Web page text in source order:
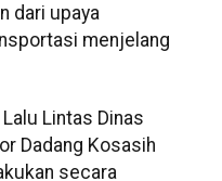
dari upaya
menjelang
Lintas Dinas
Dadang Kosasih
secara